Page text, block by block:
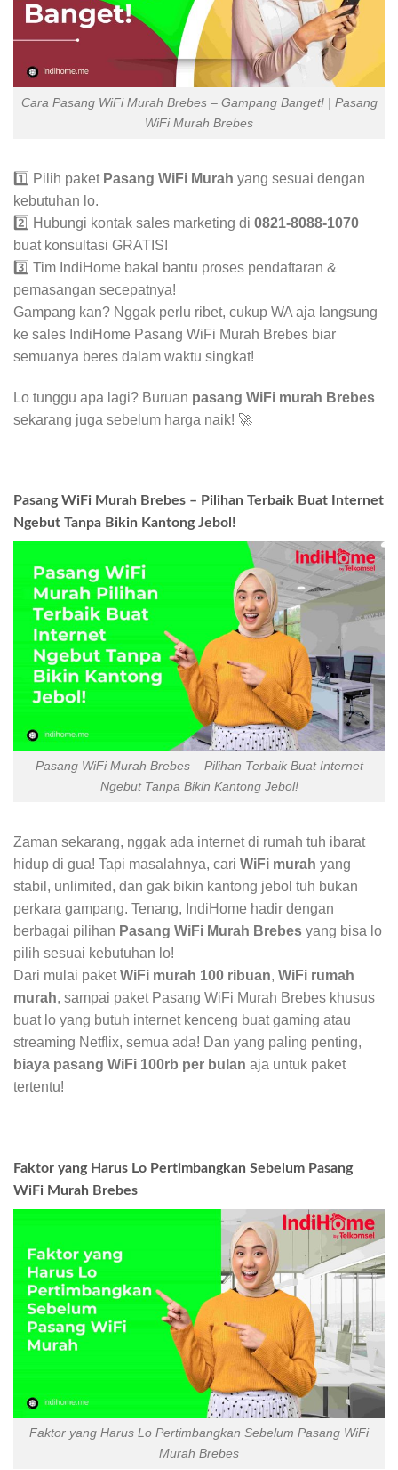
Cara Pasang WiFi Murah Brebes – Gampang Banget! | Pasang
WiFi Murah Brebes
1️⃣ Pilih paket Pasang WiFi Murah yang sesuai dengan
kebutuhan lo.
2️⃣ Hubungi kontak sales marketing di 0821-8088-1070
buat konsultasi GRATIS!
3️⃣ Tim IndiHome bakal bantu proses pendaftaran &
pemasangan secepatnya!
Gampang kan? Nggak perlu ribet, cukup WA aja langsung
ke sales IndiHome Pasang WiFi Murah Brebes biar
semuanya beres dalam waktu singkat!
Lo tunggu apa lagi? Buruan pasang WiFi murah Brebes
sekarang juga sebelum harga naik! 🚀
Pasang WiFi Murah Brebes – Pilihan Terbaik Buat Internet
Ngebut Tanpa Bikin Kantong Jebol!
Pasang WiFi Murah Brebes – Pilihan Terbaik Buat Internet
Ngebut Tanpa Bikin Kantong Jebol!
Zaman sekarang, nggak ada internet di rumah tuh ibarat
hidup di gua! Tapi masalahnya, cari WiFi murah yang
stabil, unlimited, dan gak bikin kantong jebol tuh bukan
perkara gampang. Tenang, IndiHome hadir dengan
berbagai pilihan Pasang WiFi Murah Brebes yang bisa lo
pilih sesuai kebutuhan lo!
Dari mulai paketWiFi murah 100 ribuan, WiFi rumah
murah, sampai paket Pasang WiFi Murah Brebes khusus
buat lo yang butuh internet kenceng buat gaming atau
streaming Netflix, semua ada! Dan yang paling penting,
biaya pasang WiFi 100rb per bulan aja untuk paket
tertentu!
Faktor yang Harus Lo Pertimbangkan Sebelum Pasang
WiFi Murah Brebes
Faktor yang Harus Lo Pertimbangkan Sebelum Pasang WiFi
Murah Brebes